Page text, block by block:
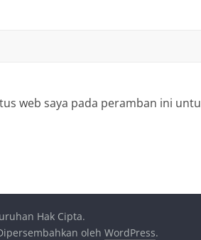
web saya pada peramban ini
Hak Cipta.
oleh WordPress.